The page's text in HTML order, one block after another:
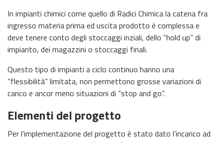
In impianti chimici come quello di Radici Chimica la catena fra
ingresso materia prima ed uscita prodotto è complessa e
deve tenere conto degli stoccaggi inziali, dello “hold up” di
impianto, dei magazzini o stoccaggi finali.
Questo tipo di impianti a ciclo continuo hanno una
“flessibilità” limitata, non permettono grosse variazioni di
carico e ancor meno situazioni di “stop and go”.
Elementi del progetto
Per l’implementazione del progetto è stato dato l’incarico ad